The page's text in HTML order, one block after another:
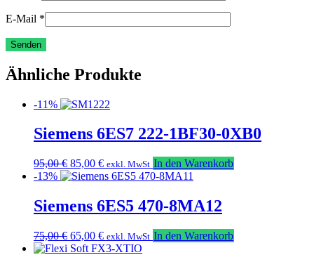
E-Mail *
Ähnliche Produkte
-11%
Siemens 6ES7 222-1BF30-0XB0
95,00€ Ursprünglicher
Preis
95,00 €
85,00 €Aktueller
Preis
85,00 €.
exkl. MwSt In den Warenkorb
-13%
Siemens 6ES5 470-8MA12
75,00€ Ursprünglicher
Preis
65,00 €Aktueller
Preis
exkl. MwSt In den Warenkorb